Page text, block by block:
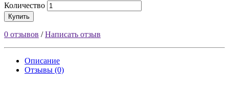
Количество
Купить
0 отзывов /Написать отзыв
Описание
Отзывы (0)